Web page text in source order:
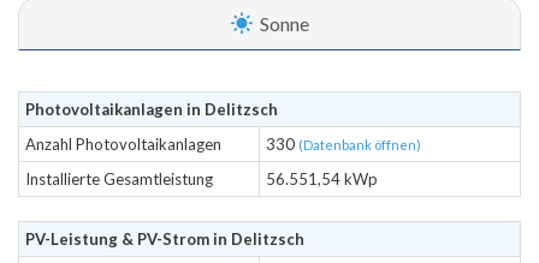
Sonne
Photovoltaikanlagen in Delitzsch
Anzahl Photovoltaikanlagen
330 (Datenbank öffnen)
Installierte Gesamtleistung 56.551,54 kWp
PV-Leistung & PV-Strom in Delitzsch